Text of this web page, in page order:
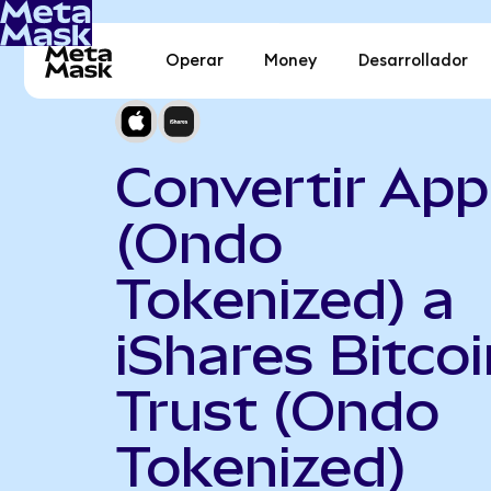
Operar Money Desarrollador
Convertir
(Ondo
Tokenized) a
iShares
Trust (Ondo
Tokenized)